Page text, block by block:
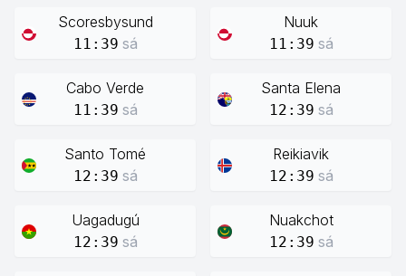
Scoresbysund
11:39 sá
Nuuk
11:39 sá
Cabo Verde
11:39 sá
Santa Elena
12:39 sá
Santo Tomé
12:39 sá
Reikiavik
12:39 sá
Uagadugú
12:39 sá
Nuakchot
12:39 sá